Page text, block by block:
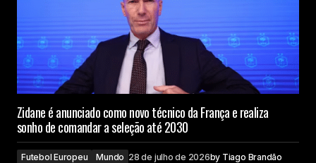
Zidane é anunciado como novo técnico da França e realiza
sonho de comandar a seleção até 2030
Futebol Europeu Mundo 28 de julho de 2026by Tiago Brandão